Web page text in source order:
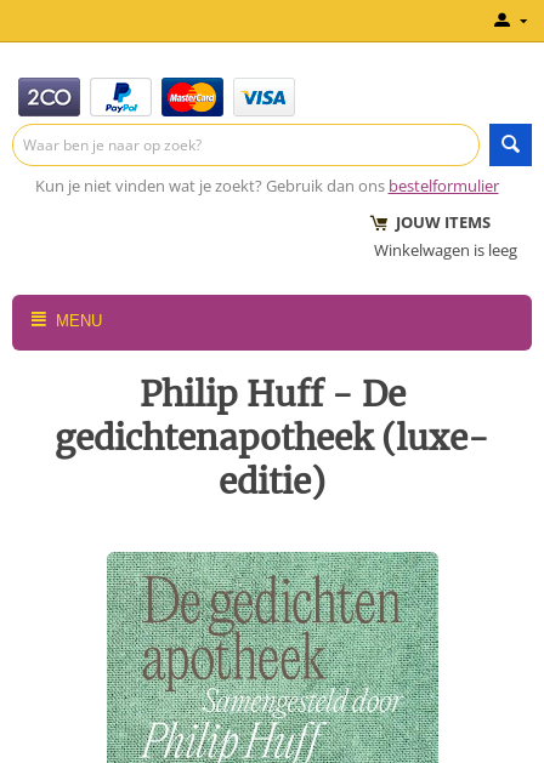
Kun je niet vinden wat je zoekt? Gebruik dan ons bestelformulier
JOUW ITEMS
Winkelwagen is leeg
MENU
Philip Huff - De
gedichtenapotheek (luxe-
editie)